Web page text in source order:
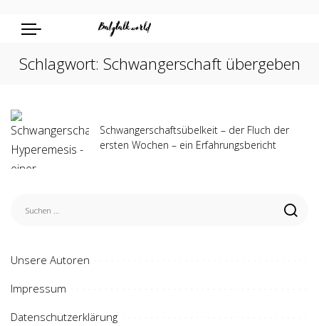
Schlagwort: Schwangerschaft übergeben
Schwangerschaftsübelkeit – der Fluch der
ersten Wochen – ein Erfahrungsbericht
Unsere Autoren
Impressum
Datenschutzerklärung